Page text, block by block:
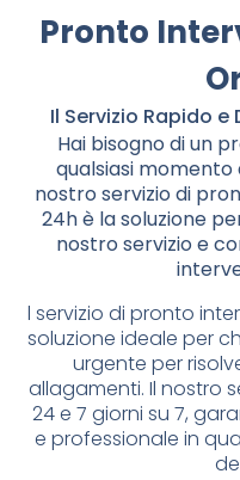
Pronto
Il Servizio Rapido
Hai bisogno di un
qualsiasi
nostro servizio di
24h è la soluzione
nostro servizio e
l servizio di pronto
soluzione ideale per
urgente per
allagamenti. Il nostro
24 e 7 giorni su 7,
e professionale in